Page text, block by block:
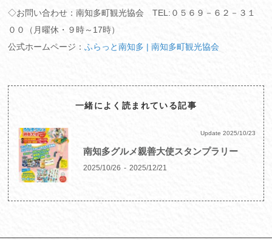
◇お問い合わせ：南知多町観光協会 TEL:０５６９－６２－３１
００（月曜休・９時～17時）
公式ホームページ：ふらっと南知多 | 南知多町観光協会
一緒によく読まれている記事
Update 2025/10/23
南知多グルメ親善大使スタンプラリー
2025/10/26 2025/12/21